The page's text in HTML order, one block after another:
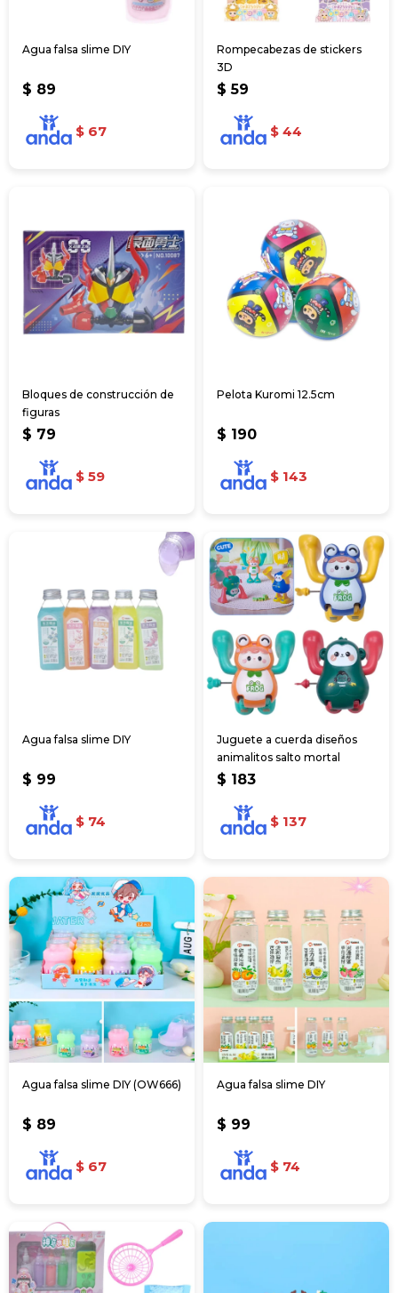
Agua falsa slime DIY
$ 89
$ 67
Rompecabezas de stickers
3D
$ 59
$ 44
Bloques de construcción de
figuras
$ 79
$ 59
Pelota Kuromi 12.5cm
$ 190
$ 143
Agua falsa slime DIY
$ 99
$ 74
Juguete a cuerda diseños
animalitos salto mortal
$ 183
$ 137
Agua falsa slime DIY (OW666)
$ 89
$ 67
Agua falsa slime DIY
$ 99
$ 74